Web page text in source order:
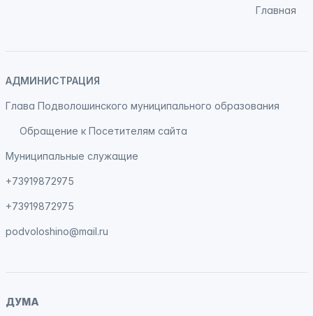
Главная
АДМИНИСТРАЦИЯ
Глава Подволошинского муниципального образования
Обращение к Посетителям сайта
Муниципальные служащие
+73919872975
+73919872975
podvoloshino@mail.ru
ДУМА